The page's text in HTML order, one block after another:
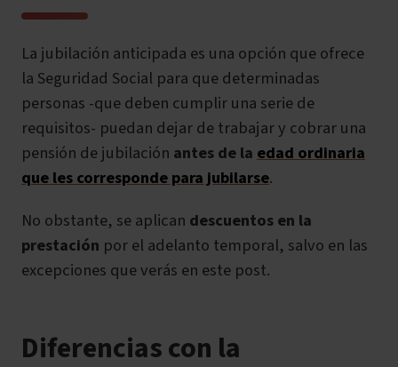
La jubilación anticipada es una opción que ofrece
la Seguridad Social para que determinadas
personas -que deben cumplir una serie de
requisitos- puedan dejar de trabajar y cobrar una
pensión de jubilación antes de la edad ordinaria
que les corresponde para jubilarse.
No obstante, se aplican descuentos en la
prestación por el adelanto temporal, salvo en las
excepciones que verás en este post.
Diferencias con la